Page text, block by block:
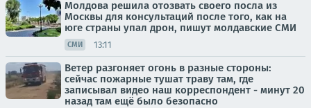
Молдова решила отозвать своего посла из
Москвы для консультаций после того, как на
юге страны упал дрон, пишут молдавские СМИ
СМИ 13:11
Ветер разгоняет огонь в разные стороны:
сейчас пожарные тушат траву там, где
записывал видео наш корреспондент - минут 20
назад там ещё было безопасно